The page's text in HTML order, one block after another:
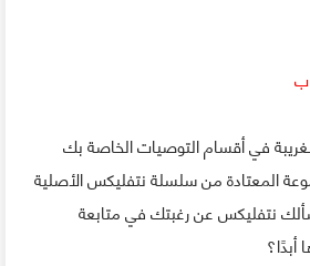
في أقسام التوصيات الخاصة بك
المعتادة من سلسلة نتفليكس الأصلية
نتفليكس عن رغبتك في متابعة